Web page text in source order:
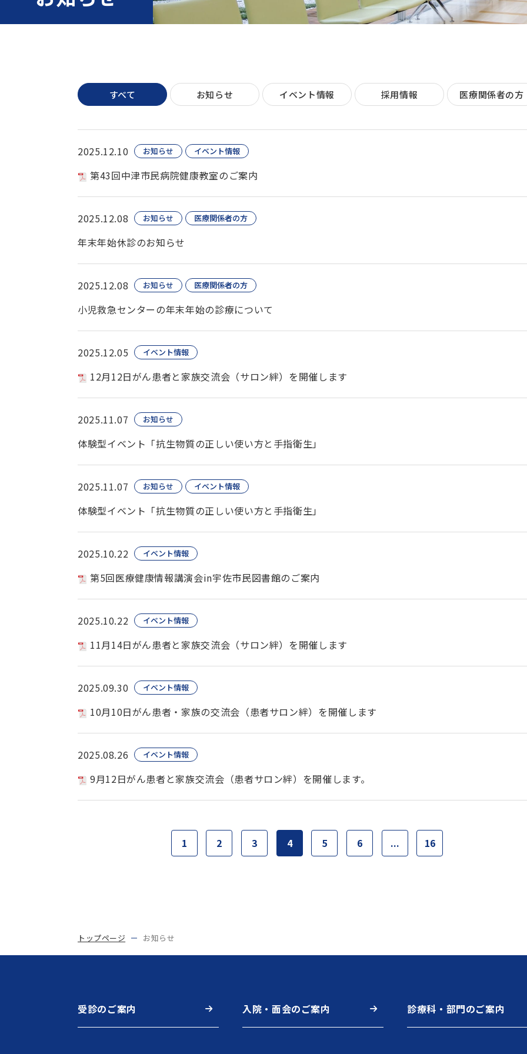
すべて お知らせ イベント情報 採用情報 医療関係者の方
2025.12.10 お知らせ イベント情報
第43回中津市民病院健康教室のご案内
2025.12.08 お知らせ 医療関係者の方
年末年始休診のお知らせ
2025.12.08 お知らせ 医療関係者の方
小児救急センターの年末年始の診療について
2025.12.05 イベント情報
12月12日がん患者と家族交流会（サロン絆）を開催します
2025.11.07 お知らせ
体験型イベント「抗生物質の正しい使い方と手指衛生」
2025.11.07 お知らせ イベント情報
体験型イベント「抗生物質の正しい使い方と手指衛生」
2025.10.22 イベント情報
第5回医療健康情報講演会in宇佐市民図書館のご案内
2025.10.22 イベント情報
11月14日がん患者と家族交流会（サロン絆）を開催します
2025.09.30 イベント情報
10月10日がん患者・家族の交流会（患者サロン絆）を開催します
2025.08.26 イベント情報
9月12日がん患者と家族交流会（患者サロン絆）を開催します。
1 2 3 4 5 6 ... 16
トップページ お知らせ
受診のご案内 入院・面会のご案内 診療科・部門のご案内